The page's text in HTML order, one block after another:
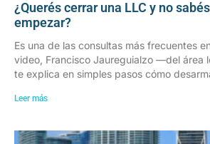
¿Querés cerrar una LLC y no
empezar?
Es una de las consultas más frecuentes
video, Francisco Jaureguialzo —del área
te explica en simples pasos cómo
Leer más